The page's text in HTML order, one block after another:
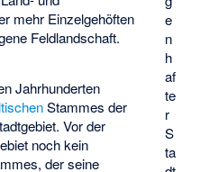
e
n
h
af
te
r
S
ta
mehr Einzelgehöften
Feldlandschaft.
Jahrhunderten
Stammes der
Vor der
noch kein
der seine